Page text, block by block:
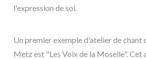
l'expression de soi.
Un premier exemple d'atelier de chant
Metz est "Les Voix de la Moselle". Cet